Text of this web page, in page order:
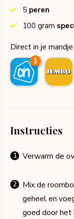
5 peren
100 gram
Direct in je
1
Instructies
Verwarm de
Mix de
geheel en
goed door het